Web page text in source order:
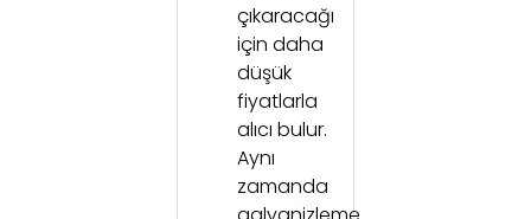
çıkaracağı
için daha
düşük
fiyatlarla
alıcı bulur.
Aynı
zamanda